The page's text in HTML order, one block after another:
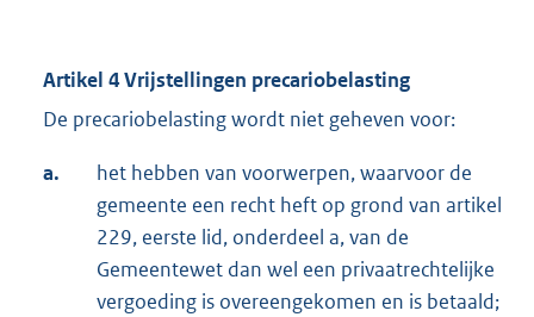
Artikel 4 Vrijstellingen precariobelasting
De precariobelasting wordt niet geheven voor:
a.
het hebben van voorwerpen, waarvoor de
gemeente een recht heft op grond van artikel
229, eerste lid, onderdeel a, van de
Gemeentewet dan wel een privaatrechtelijke
vergoeding is overeengekomen en is betaald;